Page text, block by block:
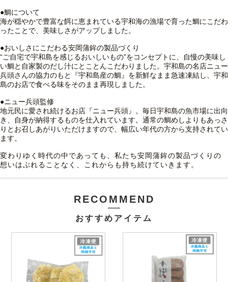
●鯛について
海が穏やかで豊富な餌に恵まれている宇和海の漁場で育った鯛にこだわ
ったことで、美味しさがアップしました。
●おいしさにこだわる安岡蒲鉾の製品づくり
“ご自宅で宇和島を感じるおいしいもの”をコンセプトに、自慢の美味し
い鯛と自家製のだし汁にとことんこだわりました。宇和島の名店ニュー
兵頭さんの協力のもと『宇和島産の鯛』を新鮮なまま急速凍結し、宇和
島のお店で食べる味をそのまま再現しました。
●ニュー兵頭監修
地元民に愛され続けるお店『ニュー兵頭』。毎日宇和島の魚市場に出向
き、自身が納得するものを仕入れています。通常の鯛めしよりもあっさ
りとお召しあがりいただけますので、幅広い年代の方から支持されてい
ます。
変わりゆく時代の中であっても、私たち安岡蒲鉾の製品づくりの
想いはぶれることなく、これからも持ち続けていきます。
RECOMMEND
おすすめアイテム